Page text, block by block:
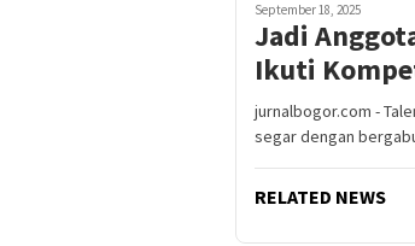
September 18, 2025
Jadi
Ikuti
jurnalbogor.com -
segar dengan
RELATED NEWS